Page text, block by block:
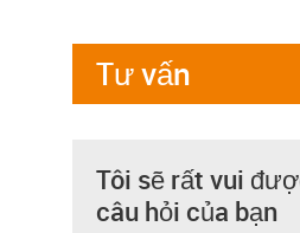
Tư vấn
Tôi sẽ rất vui
câu hỏi của bạn